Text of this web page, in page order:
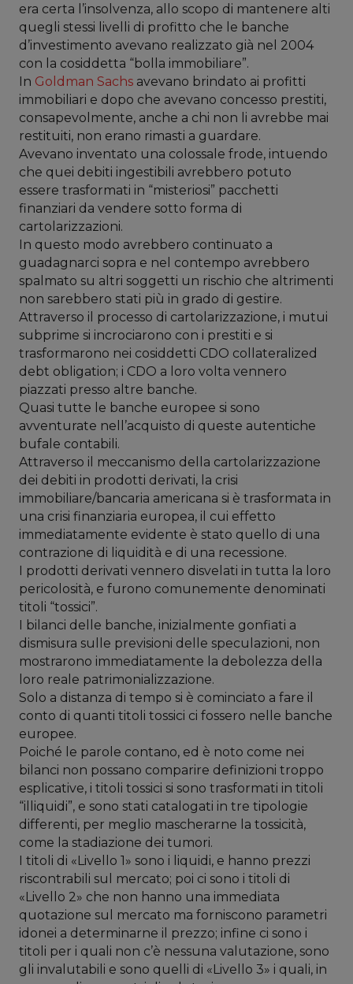
era certa l’insolvenza, allo scopo di mantenere alti
quegli stessi livelli di profitto che le banche
d’investimento avevano realizzato già nel 2004
con la cosiddetta “bolla immobiliare”.
In Goldman Sachs avevano brindato ai profitti
immobiliari e dopo che avevano concesso prestiti,
consapevolmente, anche a chi non li avrebbe mai
restituiti, non erano rimasti a guardare.
Avevano inventato una colossale frode, intuendo
che quei debiti ingestibili avrebbero potuto
essere trasformati in “misteriosi” pacchetti
finanziari da vendere sotto forma di
cartolarizzazioni.
In questo modo avrebbero continuato a
guadagnarci sopra e nel contempo avrebbero
spalmato su altri soggetti un rischio che altrimenti
non sarebbero stati più in grado di gestire.
Attraverso il processo di cartolarizzazione, i mutui
subprime si incrociarono con i prestiti e si
trasformarono nei cosiddetti CDO collateralized
debt obligation; i CDO a loro volta vennero
piazzati presso altre banche.
Quasi tutte le banche europee si sono
avventurate nell’acquisto di queste autentiche
bufale contabili.
Attraverso il meccanismo della cartolarizzazione
dei debiti in prodotti derivati, la crisi
immobiliare/bancaria americana si è trasformata in
una crisi finanziaria europea, il cui effetto
immediatamente evidente è stato quello di una
contrazione di liquidità e di una recessione.
I prodotti derivati vennero disvelati in tutta la loro
pericolosità, e furono comunemente denominati
titoli “tossici”.
I bilanci delle banche, inizialmente gonfiati a
dismisura sulle previsioni delle speculazioni, non
mostrarono immediatamente la debolezza della
loro reale patrimonializzazione.
Solo a distanza di tempo si è cominciato a fare il
conto di quanti titoli tossici ci fossero nelle banche
europee.
Poiché le parole contano, ed è noto come nei
bilanci non possano comparire definizioni troppo
esplicative, i titoli tossici si sono trasformati in titoli
“illiquidi”, e sono stati catalogati in tre tipologie
differenti, per meglio mascherarne la tossicità,
come la stadiazione dei tumori.
I titoli di «Livello 1» sono i liquidi, e hanno prezzi
riscontrabili sul mercato; poi ci sono i titoli di
«Livello 2» che non hanno una immediata
quotazione sul mercato ma forniscono parametri
idonei a determinarne il prezzo; infine ci sono i
titoli per i quali non c’è nessuna valutazione, sono
gli invalutabili e sono quelli di «Livello 3» i quali, in